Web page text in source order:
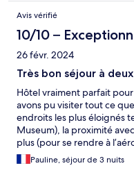
Avis vérifié
10/10 –
26 févr. 2024
Très bon séjour à
Hôtel vraiment parfait
avons pu visiter tout ce
endroits les plus éloignés
Museum), la proximité
plus (pour se rendre à
des restaurants à tous les
équipements de
Pauline, séjour de 3 nuits